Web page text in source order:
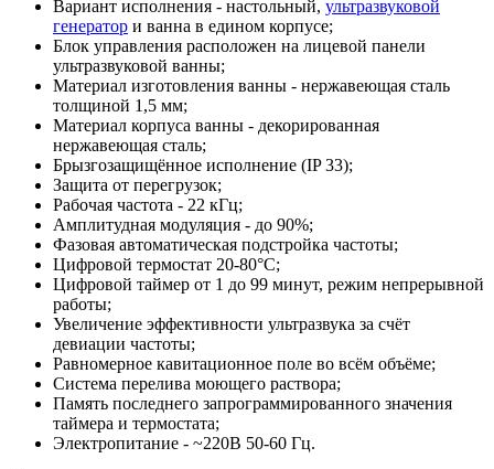
Вариант исполнения - настольный, ультразвуковой
генератор и ванна в едином корпусе;
Блок управления расположен на лицевой панели
ультразвуковой ванны;
Материал изготовления ванны - нержавеющая сталь
толщиной 1,5 мм;
Материал корпуса ванны - декорированная
нержавеющая сталь;
Брызгозащищённое исполнение (IP 33);
Защита от перегрузок;
Рабочая частота - 22 кГц;
Амплитудная модуляция - до 90%;
Фазовая автоматическая подстройка частоты;
Цифровой термостат 20-80°С;
Цифровой таймер от 1 до 99 минут, режим непрерывной
работы;
Увеличение эффективности ультразвука за счёт
девиации частоты;
Равномерное кавитационное поле во всём объёме;
Система перелива моющего раствора;
Память последнего запрограммированного значения
таймера и термостата;
Электропитание - ~220В 50-60 Гц.